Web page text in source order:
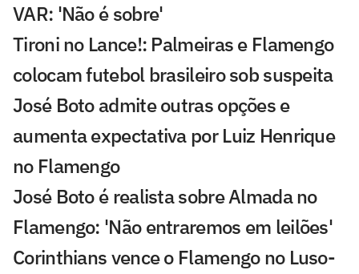
VAR: 'Não é sobre'
Tironi no Lance!: Palmeiras e Flamengo
colocam futebol brasileiro sob suspeita
José Boto admite outras opções e
aumenta expectativa por Luiz Henrique
no Flamengo
José Boto é realista sobre Almada no
Flamengo: 'Não entraremos em leilões'
Corinthians vence o Flamengo no Luso-